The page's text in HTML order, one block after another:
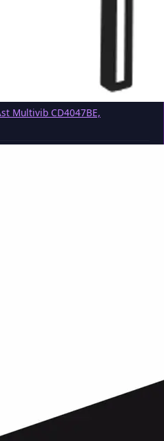
Multivib CD4047BE,